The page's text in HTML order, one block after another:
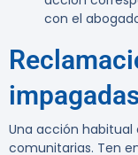
con el
Una acción
comunitarias. Ten